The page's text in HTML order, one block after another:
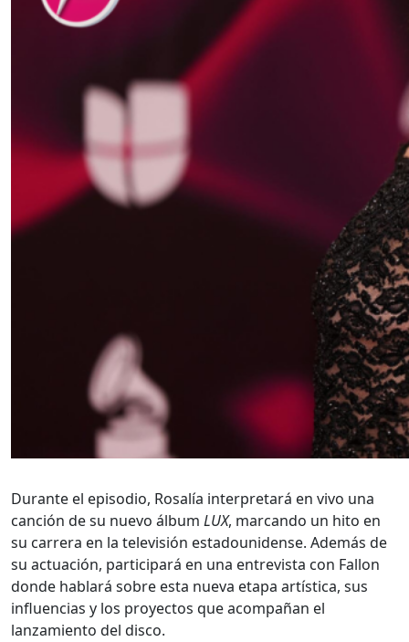
Durante el episodio, Rosalía interpretará en vivo una
canción de su nuevo álbum LUX, marcando un hito en
su carrera en la televisión estadounidense. Además de
su actuación, participará en una entrevista con Fallon
donde hablará sobre esta nueva etapa artística, sus
influencias y los proyectos que acompañan el
lanzamiento del disco.